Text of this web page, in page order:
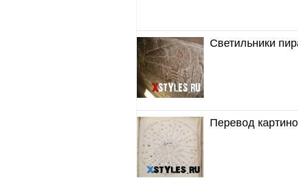
Светильники
Перевод